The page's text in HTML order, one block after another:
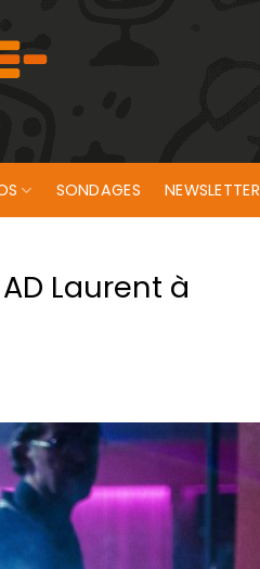
SONDAGES NEWSLETTER
Laurent à